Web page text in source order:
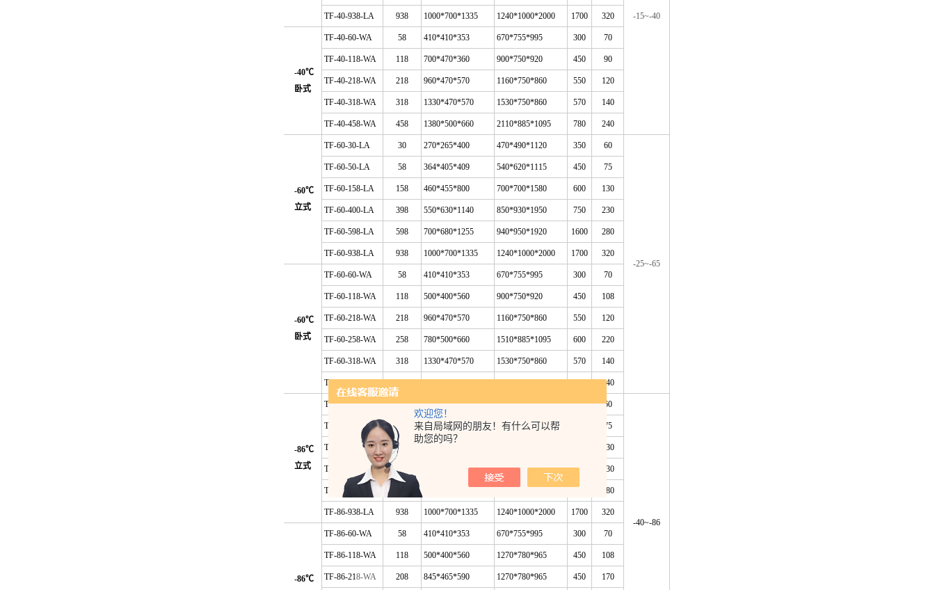
欢迎您！
来自局域网的朋友！有什么可以帮
助您的吗？
-15~-40
TF-40-938-LA 938 1000*700*1335 1240*1000*2000 1700 320
-40℃
卧式
TF-40-60-WA 58 410*410*353 670*755*995 300 70
TF-40-118-WA 118 700*470*360 900*750*920 450 90
TF-40-218-WA 218 960*470*570 1160*750*860 550 120
TF-40-318-WA 318 1330*470*570 1530*750*860 570 140
TF-40-458-WA 458 1380*500*660 2110*885*1095 780 240
-60℃
立式
TF-60-30-LA 30 270*265*400 470*490*1120 350 60
-25~-65
TF-60-50-LA 58 364*405*409 540*620*1115 450 75
TF-60-158-LA 158 460*455*800 700*700*1580 600 130
TF-60-400-LA 398 550*630*1140 850*930*1950 750 230
TF-60-598-LA 598 700*680*1255 940*950*1920 1600 280
TF-60-938-LA 938 1000*700*1335 1240*1000*2000 1700 320
-60℃
卧式
TF-60-60-WA 58 410*410*353 670*755*995 300 70
TF-60-118-WA 118 500*400*560 900*750*920 450 108
TF-60-218-WA 218 960*470*570 1160*750*860 550 120
TF-60-258-WA 258 780*500*660 1510*885*1095 600 220
TF-60-318-WA 318 1330*470*570 1530*750*860 570 140
TF-60-458-WA 240
-86℃
立式
TF-86-30-LA 30 270*265*400 470*490*1120 350 60
-40~-86
TF-86-50-LA 364*405*409 540*620*1115 75
TF-86-158-LA 158 130
TF-86-400-LA 398 550*630*1140 850*930*1950 750 230
TF-86-598-LA 280
TF-86-938-LA 938 1000*700*1335 1240*1000*2000 1700 320
-86℃
TF-86-60-WA 58 410*410*353 670*755*995 300 70
TF-86-118-WA 118 500*400*560 1270*780*965 450 108
TF-86-218-WA 208 845*465*590 1270*780*965 450 170